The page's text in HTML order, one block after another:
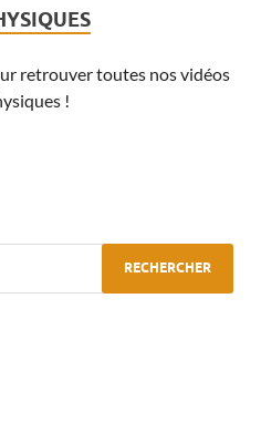
retrouver toutes nos vidéos
!